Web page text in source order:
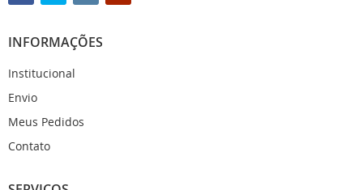
INFORMAÇÕES
Institucional
Envio
Meus Pedidos
Contato